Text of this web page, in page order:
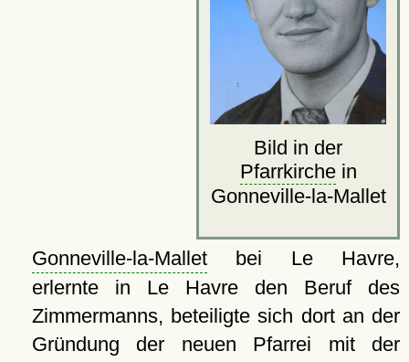
Bild in der
Pfarrkirchein
Gonneville-la-Mallet
Gonneville-la-Malletbei Le Havre,
erlernte in Le Havre den Beruf des
Zimmermanns, beteiligte sich dort an der
Gründung der neuen Pfarrei mit der